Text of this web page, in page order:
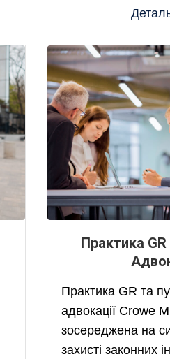
Практика GR
Практика GR та
адвокації Crowe
зосереджена на
захисті законних